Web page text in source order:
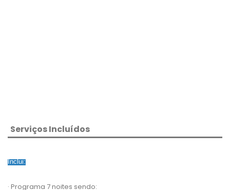
Serviços Incluídos
Inclui:
· Programa 7 noites sendo: